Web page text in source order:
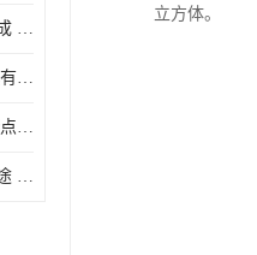
东丽氩气价格 短时间内完成 物流管理优良
红桥氢气配送 无色无味 具有较低的密度
武清区氢气出租 低凝点 凝点为-259
宝坻氢气哪里有卖的 多用途 可以在空气中上升
立方体。